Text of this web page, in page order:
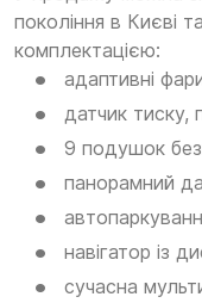
покоління в Києві
комплектацією:
адаптивні
датчик тиску,
9 подушок
панорамний
навігатор із
сучасна